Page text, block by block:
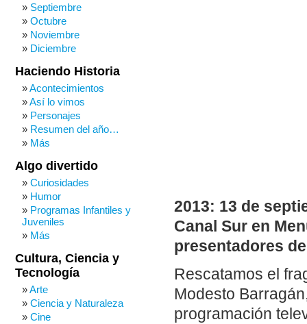
2013: 13 de
Canal Sur en
presentadores
Rescatamos el
Modesto
programación
Septiembre
Octubre
Noviembre
Diciembre
Haciendo Historia
Acontecimientos
Así lo vimos
Personajes
Resumen del año…
Más
Algo divertido
Curiosidades
Humor
Programas Infantiles y
Juveniles
Más
Cultura, Ciencia y
Tecnología
Arte
Ciencia y Naturaleza
Cine